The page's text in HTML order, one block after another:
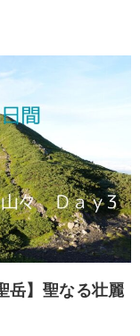
岳】聖なる壮麗